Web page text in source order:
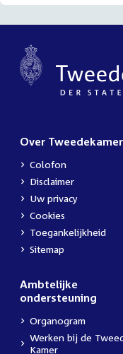
Over
Colofon
Disclaimer
Uw privacy
Cookies
Toegankelijkheid
Sitemap
Ambtelijke
ondersteuning
Organogram
External
link:
Werken bij de
Kamer